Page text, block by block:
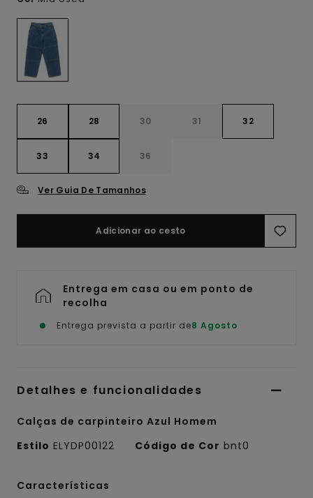
26 28 30 31 32
33 34 36
Ver Guia De Tamanhos
Adicionar ao cesto
Entrega em casa ou em ponto de
recolha
Entrega prevista a partir de8 Agosto
Detalhes e funcionalidades
Calças de carpinteiro Azul Homem
Estilo ELYDP00122 Código de Cor bnt0
Características